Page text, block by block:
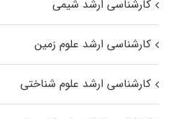
کارشناسی ارشد شیمی
کارشناسی ارشد علوم زمین
کارشناسی ارشد علوم شناختی